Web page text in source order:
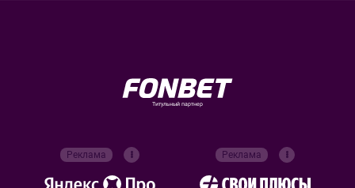
Титульный партнер
Реклама Реклама